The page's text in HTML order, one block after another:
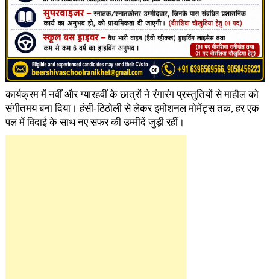
कार्यक्रम में नवीं और ग्यारहवीं के छात्रों ने रंगारंग प्रस्तुतियों से माहौल को
संगीतमय बना दिया। हंसी-ठिठोली से लेकर इमोशनल मोमेंट्स तक, हर एक
पल में विदाई के साथ नए सफर की उम्मीदें जुड़ी रहीं।